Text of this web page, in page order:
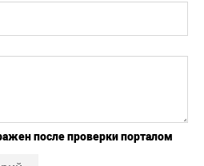
после проверки порталом